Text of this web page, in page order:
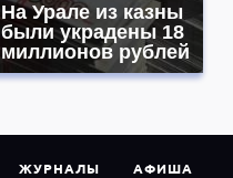
На Урале из казны
были украдены 18
миллионов рублей
ЖУРНАЛЫ
АФИША